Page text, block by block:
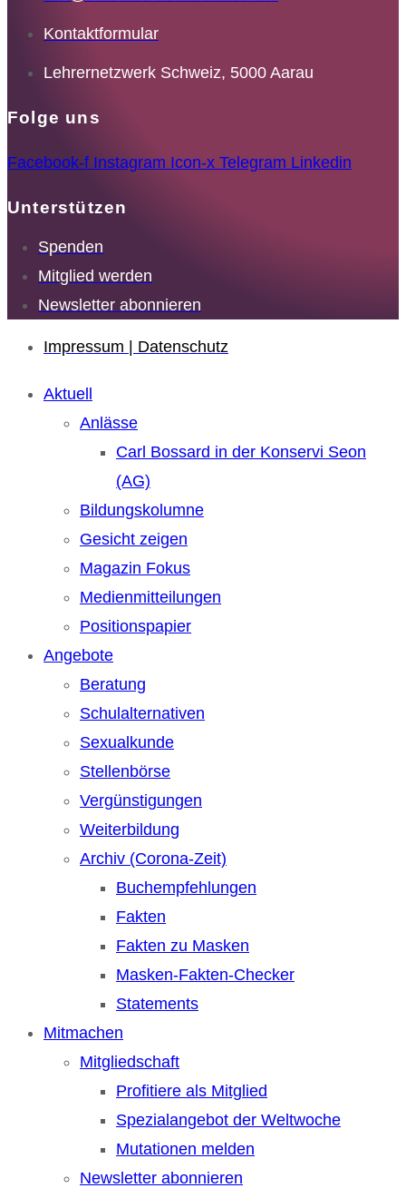
Kontaktformular
Lehrernetzwerk Schweiz, 5000 Aarau
Folge uns
Facebook-f Instagram Icon-x Telegram Linkedin
Unterstützen
Spenden
Mitglied werden
Newsletter abonnieren
Impressum | Datenschutz
Aktuell
Anlässe
Carl Bossard in der Konservi Seon
(AG)
Bildungskolumne
Gesicht zeigen
Magazin Fokus
Medienmitteilungen
Positionspapier
Angebote
Beratung
Schulalternativen
Sexualkunde
Stellenbörse
Vergünstigungen
Weiterbildung
Archiv (Corona-Zeit)
Buchempfehlungen
Fakten
Fakten zu Masken
Masken-Fakten-Checker
Statements
Mitmachen
Mitgliedschaft
Profitiere als Mitglied
Spezialangebot der Weltwoche
Mutationen melden
Newsletter abonnieren